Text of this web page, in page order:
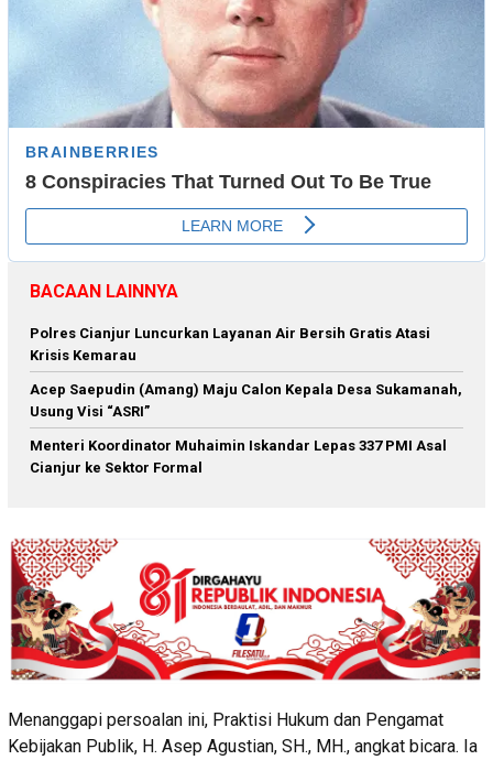
BACAAN LAINNYA
Polres Cianjur Luncurkan Layanan Air Bersih Gratis Atasi
Krisis Kemarau
Acep Saepudin (Amang) Maju Calon Kepala Desa Sukamanah,
Usung Visi “ASRI”
Menteri Koordinator Muhaimin Iskandar Lepas 337 PMI Asal
Cianjur ke Sektor Formal
Menanggapi persoalan ini, Praktisi Hukum dan Pengamat
Kebijakan Publik, H. Asep Agustian, SH., MH., angkat bicara. Ia